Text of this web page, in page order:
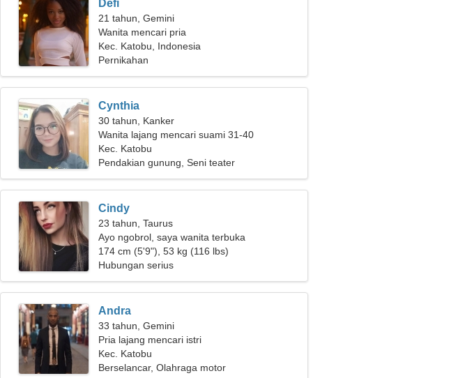
Defi
21 tahun, Gemini
Wanita mencari pria
Kec. Katobu, Indonesia
Pernikahan
Cynthia
30 tahun, Kanker
Wanita lajang mencari suami 31-40
Kec. Katobu
Pendakian gunung, Seni teater
Cindy
23 tahun, Taurus
Ayo ngobrol, saya wanita terbuka
174 cm (5'9"), 53 kg (116 lbs)
Hubungan serius
Andra
33 tahun, Gemini
Pria lajang mencari istri
Kec. Katobu
Berselancar, Olahraga motor